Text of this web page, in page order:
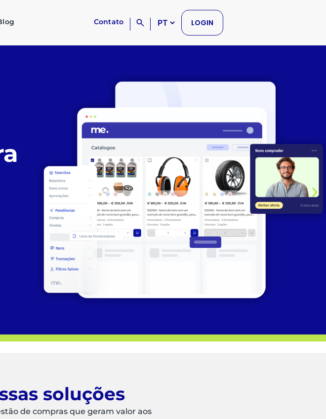
Contato LOGIN
soluções
de compras que geram valor aos